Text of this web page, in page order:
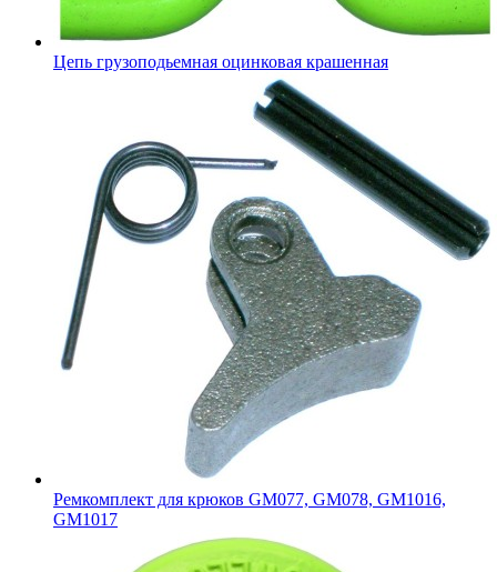
Цепь грузоподьемная оцинковая крашенная
Ремкомплект для крюков GM077, GM078, GM1016,
GM1017